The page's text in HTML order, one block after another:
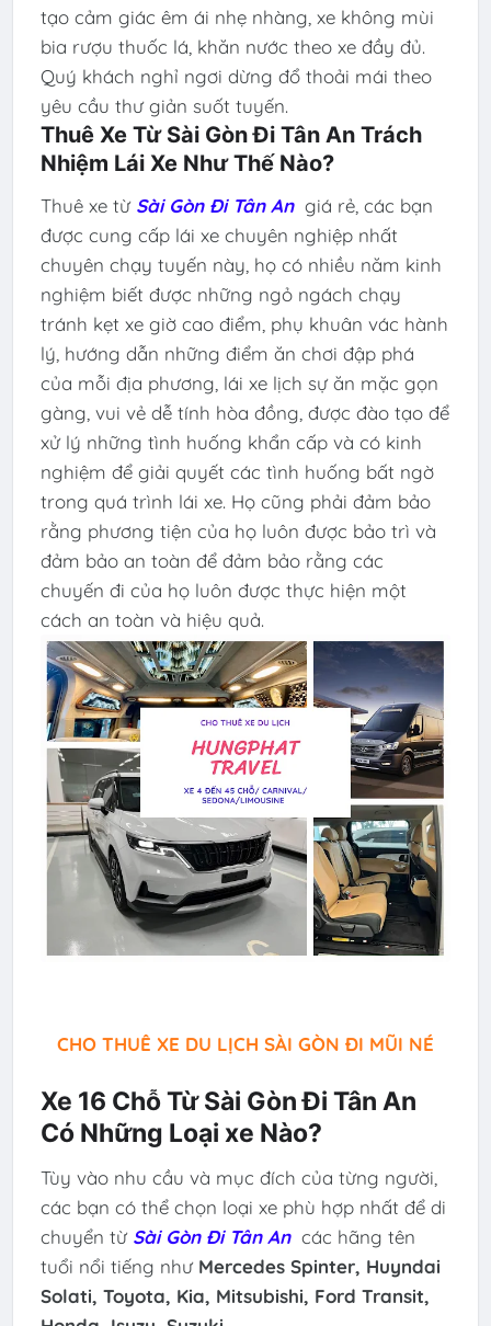
tạo cảm giác êm ái nhẹ nhàng, xe không mùi
bia rượu thuốc lá, khăn nước theo xe đầy đủ.
Quý khách nghỉ ngơi dừng đổ thoải mái theo
yêu cầu thư giản suốt tuyến.
Thuê Xe Từ Sài Gòn Đi Tân An Trách
Nhiệm Lái Xe Như Thế Nào?
Thuê xe từ Sài Gòn Đi Tân An giá rẻ, các bạn
được cung cấp lái xe chuyên nghiệp nhất
chuyên chạy tuyến này, họ có nhiều năm kinh
nghiệm biết được những ngỏ ngách chạy
tránh kẹt xe giờ cao điểm, phụ khuân vác hành
lý, hướng dẫn những điểm ăn chơi đập phá
của mỗi địa phương, lái xe lịch sự ăn mặc gọn
gàng, vui vẻ dễ tính hòa đồng, được đào tạo để
xử lý những tình huống khẩn cấp và có kinh
nghiệm để giải quyết các tình huống bất ngờ
trong quá trình lái xe. Họ cũng phải đảm bảo
rằng phương tiện của họ luôn được bảo trì và
đảm bảo an toàn để đảm bảo rằng các
chuyến đi của họ luôn được thực hiện một
cách an toàn và hiệu quả.
CHO THUÊ XE DU LỊCH SÀI GÒN ĐI MŨI NÉ
Xe 16 Chỗ Từ Sài Gòn Đi Tân An
Có Những Loại xe Nào?
Tùy vào nhu cầu và mục đích của từng người,
các bạn có thể chọn loại xe phù hợp nhất để di
chuyển từ Sài Gòn Đi Tân An các hãng tên
tuổi nổi tiếng như Mercedes Spinter, Huyndai
Solati, Toyota, Kia, Mitsubishi, Ford Transit,